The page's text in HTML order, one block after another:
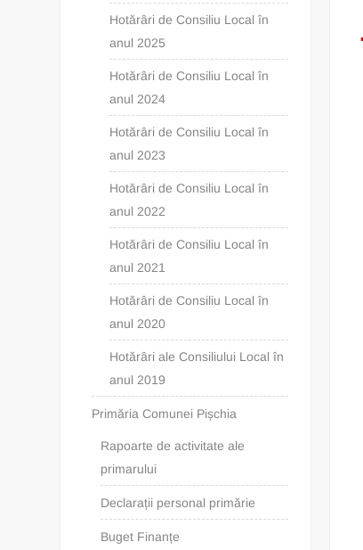
Hotărâri de Consiliu Local în
anul 2025
Hotărâri de Consiliu Local în
anul 2024
Hotărâri de Consiliu Local în
anul 2023
Hotărâri de Consiliu Local în
anul 2022
Hotărâri de Consiliu Local în
anul 2021
Hotărâri de Consiliu Local în
anul 2020
Hotărâri ale Consiliului Local în
anul 2019
Primăria Comunei Pișchia
Rapoarte de activitate ale
primarului
Declarații personal primărie
Buget Finanțe